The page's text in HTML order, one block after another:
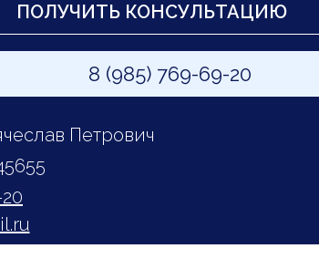
8 (985) 769-69-20
ПОЛУЧИТЬ КОНСУЛЬТАЦИЮ
Петрович